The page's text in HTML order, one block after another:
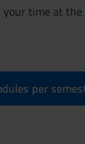
time at
per